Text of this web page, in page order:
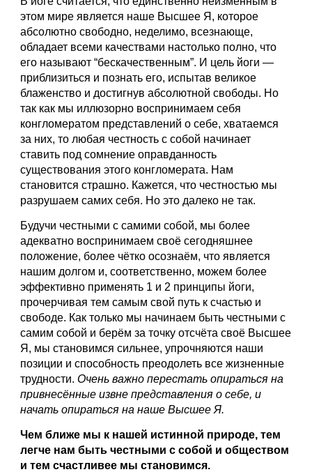
этом мире является наше Высшее Я, которое
абсолютно свободно, неделимо, всезнающе,
обладает всеми качествами настолько полно, что
его называют “бескачественным”. И цель йоги —
приблизиться и познать его, испытав великое
блаженство и достигнув абсолютной свободы. Но
так как мы иллюзорно воспринимаем себя
конгломератом представлений о себе, хватаемся
за них, то любая честность с собой начинает
ставить под сомнение оправданность
существования этого конгломерата. Нам
становится страшно. Кажется, что честностью мы
разрушаем самих себя. Но это далеко не так.
Будучи честными с самими собой, мы более
адекватно воспринимаем своё сегодняшнее
положение, более чётко осознаём, что является
нашим долгом и, соответственно, можем более
эффективно применять 1 и 2 принципы йоги,
прочерчивая тем самым свой путь к счастью и
свободе. Как только мы начинаем быть честными с
самим собой и берём за точку отсчёта своё Высшее
Я, мы становимся сильнее, упрочняются наши
позиции и способность преодолеть все жизненные
трудности. Очень важно перестать опираться на
привнесённые извне представления о себе, и
начать опираться на наше Высшее Я.
Чем ближе мы к нашей истинной природе, тем
легче нам быть честными с собой и обществом
и тем счастливее мы становимся.